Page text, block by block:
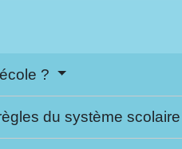
?
du système